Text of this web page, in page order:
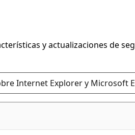
y actualizaciones de
Internet Explorer y Microsoft